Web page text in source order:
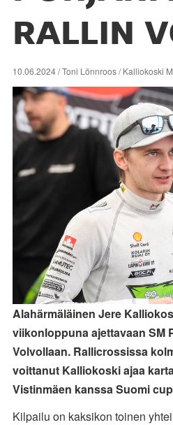
RALLIN
10.06.2024 / Toni Lönnroos / Kalliokoski
Alahärmäläinen Jere
viikonloppuna ajettavaan SM
Volvollaan. Rallicrossissa
voittanut Kalliokoski ajaa
Vistinmäen kanssa Suomi
Kilpailu on kaksikon toinen